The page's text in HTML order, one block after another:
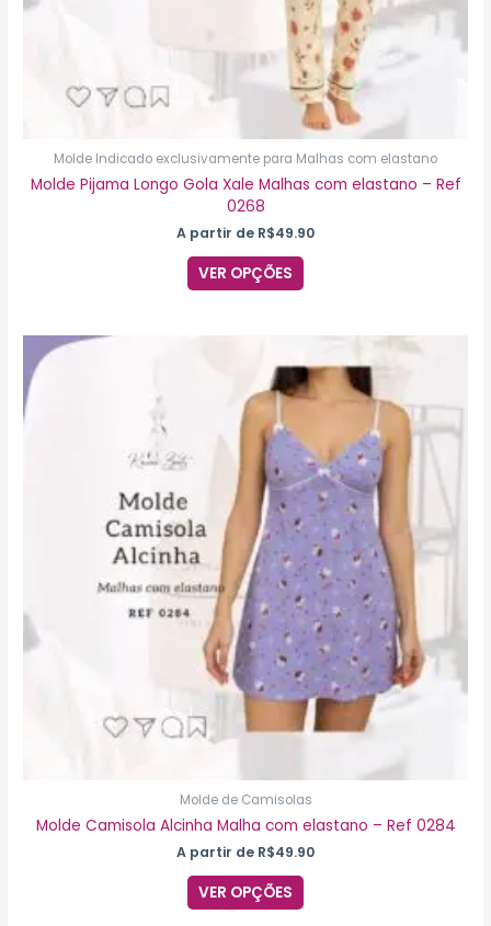
Molde Indicado exclusivamente para Malhas com elastano
Molde Pijama Longo Gola Xale Malhas com elastano – Ref
0268
A partir de R$49.90
VER OPÇÕES
Molde de Camisolas
Molde Camisola Alcinha Malha com elastano – Ref 0284
A partir de R$49.90
VER OPÇÕES
produto
tem
variantes.
As
opções
podem
ser
escolhidas
na
página
do
produto